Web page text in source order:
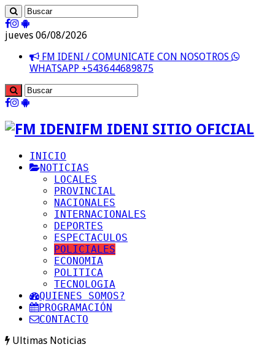
jueves 06/08/2026
FM IDENI / COMUNICATE CON NOSOTROS
WHATSAPP +543644689875
FM IDENI SITIO OFICIAL
INICIO
NOTICIAS
LOCALES
PROVINCIAL
NACIONALES
INTERNACIONALES
DEPORTES
ESPECTACULOS
POLICIALES
ECONOMIA
POLITICA
TECNOLOGIA
QUIENES SOMOS?
PROGRAMACIÓN
CONTACTO
Ultimas Noticias